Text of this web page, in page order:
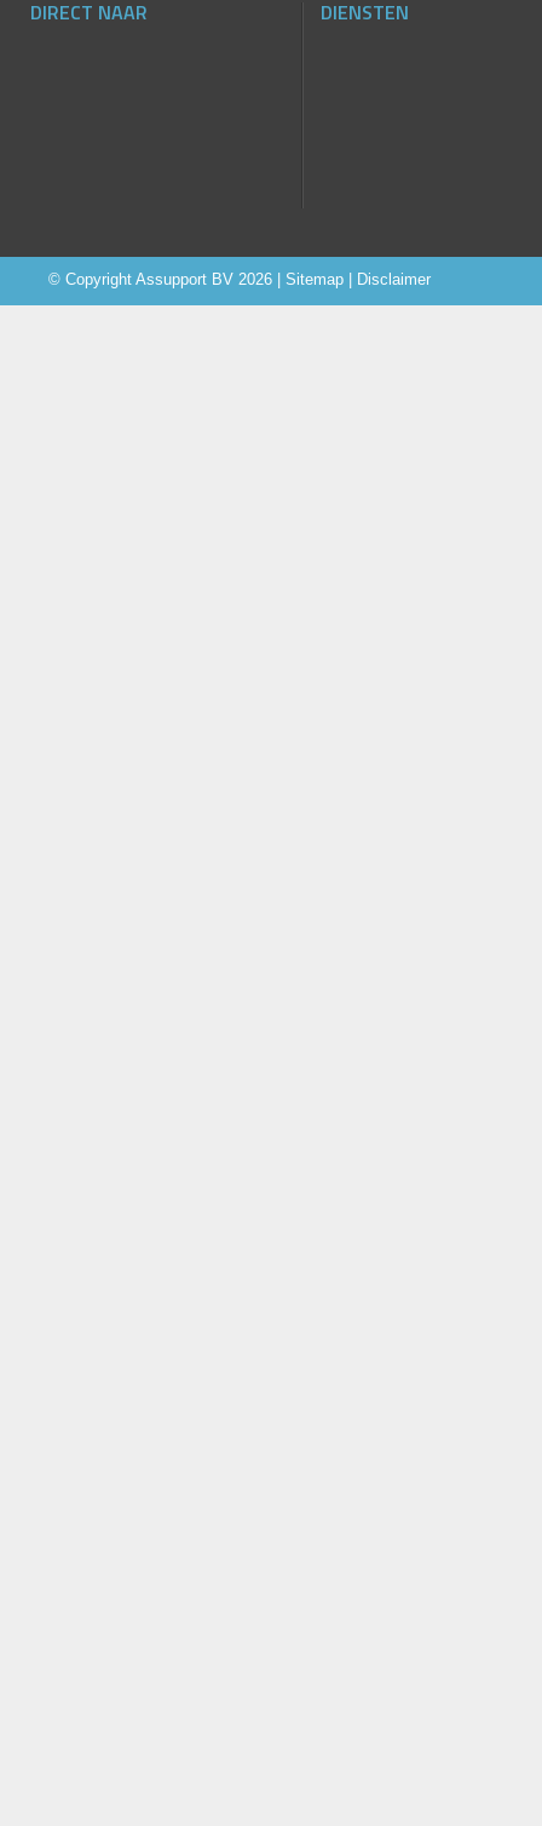
DIRECT NAAR DIENSTEN
© Copyright Assupport BV 2026 | Sitemap Disclaimer